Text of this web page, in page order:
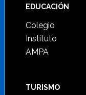
Footer
EDUCACIÓN
Colegio
Instituto
AMPA
TURISMO